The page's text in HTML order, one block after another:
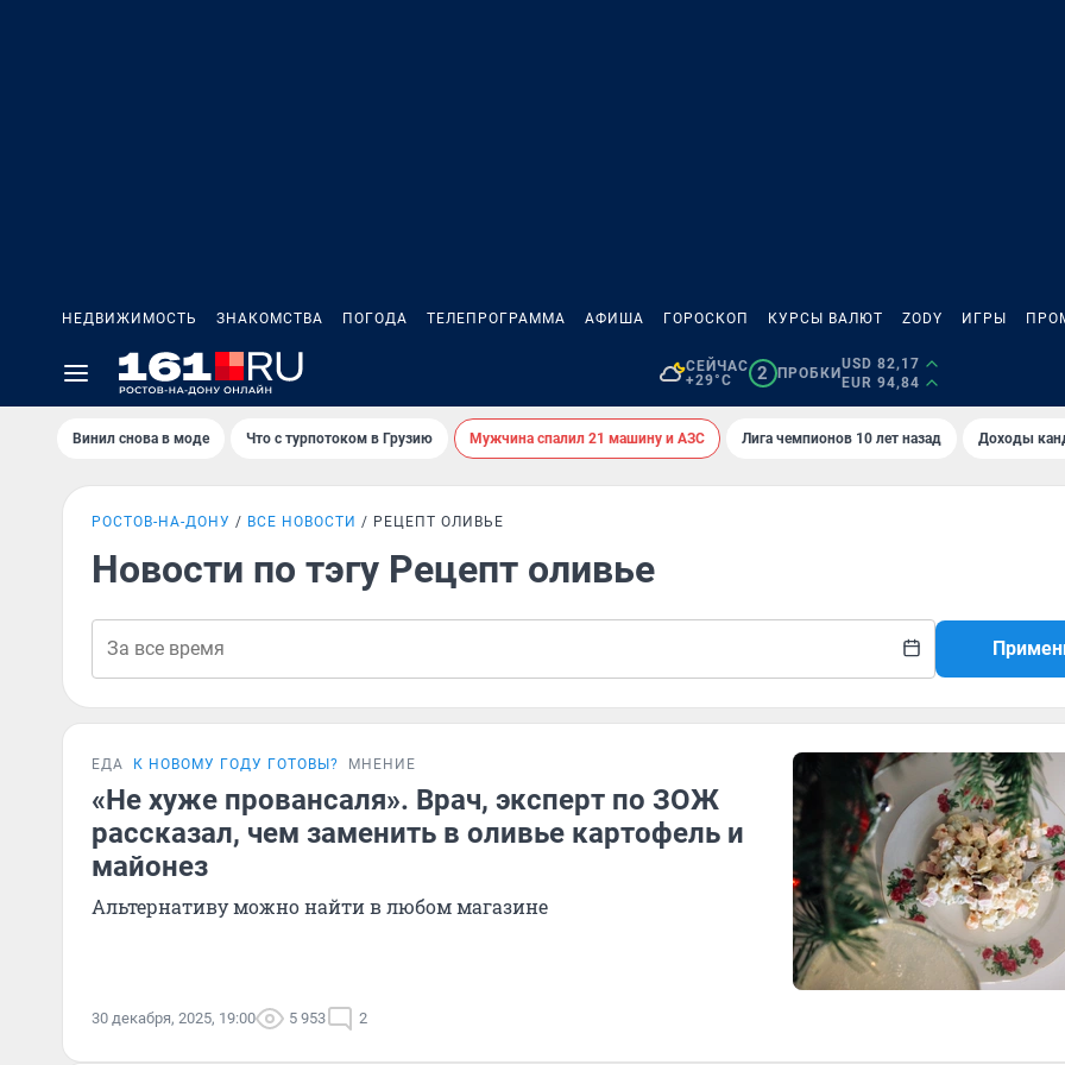
НЕДВИЖИМОСТЬ ЗНАКОМСТВА ПОГОДА ТЕЛЕПРОГРАММА АФИША ГОРОСКОП КУРСЫ ВАЛЮТ ZODY ИГРЫ
СЕЙЧАС
+29°C
2 ПРОБКИ
USD 82,17
EUR 94,84
Винил снова в моде Что с турпотоком в Грузию Мужчина спалил 21 машину и АЗС Лига чемпионов 10 лет назад Доходы
РОСТОВ-НА-ДОНУ ВСЕ НОВОСТИ РЕЦЕПТ ОЛИВЬЕ
Новости по тэгу Рецепт оливье
ЕДА К НОВОМУ ГОДУ ГОТОВЫ? МНЕНИЕ
«Не хуже провансаля». Врач, эксперт по ЗОЖ
рассказал, чем заменить в оливье картофель и
майонез
Альтернативу можно найти в любом магазине
30 декабря, 2025, 19:00 5 953 2